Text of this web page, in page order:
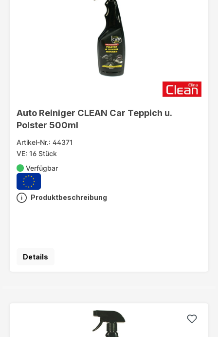
Auto Reiniger CLEAN Car Teppich u.
Polster 500ml
Artikel-Nr.: 44371
VE: 16 Stück
Verfügbar
Produktbeschreibung
Details